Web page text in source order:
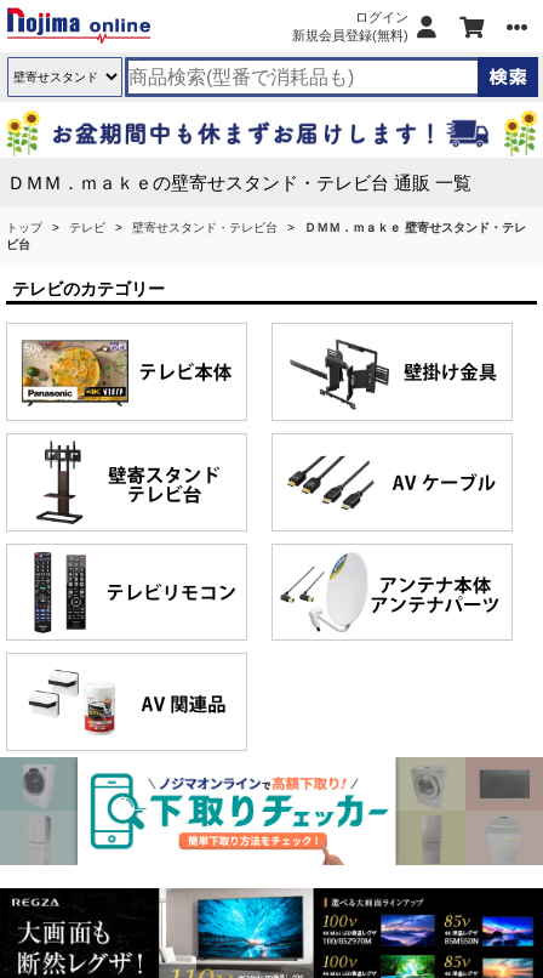
ログイン
新規会員登録(無料)
ＤＭＭ．ｍａｋｅの壁寄せスタンド・テレビ台 通販 一覧
トップ テレビ 壁寄せスタンド・テレビ台
ＤＭＭ．ｍａｋｅ 壁寄せスタンド・テレ
ビ台
テレビのカテゴリー